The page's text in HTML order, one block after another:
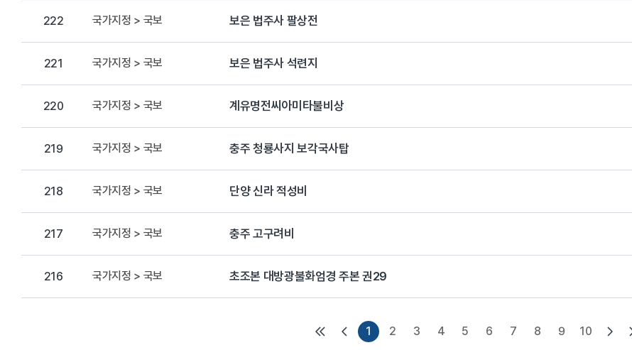
222 국가지정 > 국보 보은 법주사 팔상전
221 국가지정 > 국보 보은 법주사 석련지
220 국가지정 > 국보 계유명전씨아미타불비상
219 국가지정 > 국보 충주 청룡사지 보각국사탑
218 국가지정 > 국보 단양 신라 적성비
217 국가지정 > 국보 충주 고구려비
216 국가지정 > 국보 초조본 대방광불화엄경 주본 권29
1 2 3 4 5 6 7 8 9 10